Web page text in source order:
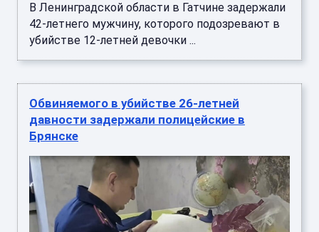
В Ленинградской области в Гатчине задержали
42-летнего мужчину, которого подозревают в
убийстве 12-летней девочки ...
Обвиняемого в убийстве 26-летней
давности задержали полицейские в
Брянске